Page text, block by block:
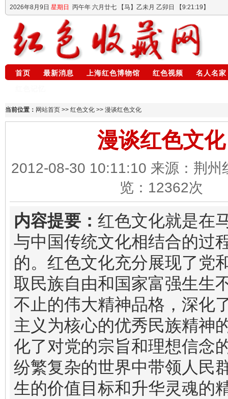
2026年8月9日 星期日 丙午年 六月廿七 【马】乙未月 乙卯日 【9:21:21 】
首页 最新消息 上海红色博物馆 红色视频
名人名家
当前位置： 网站首页 >> 红色文化 >> 漫谈红色文化
漫谈红色文化
2012-08-30 10:11:10 来源：荆州
览： 12362次
内容提要： 红色文化就是在
与中国传统文化相结合的过
的。红色文化充分展现了党
取民族自由和国家富强生生
不止的伟大精神品格，深化
主义为核心的优秀民族精神
化了对党的宗旨和理想信念
纷繁复杂的世界中带领人民
生的价值目标和升华灵魂的